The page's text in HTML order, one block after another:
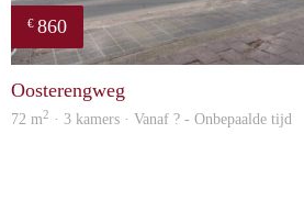
€ 860
Oosterengweg
72 m2 · 3 kamers · Vanaf ? - Onbepaalde tijd